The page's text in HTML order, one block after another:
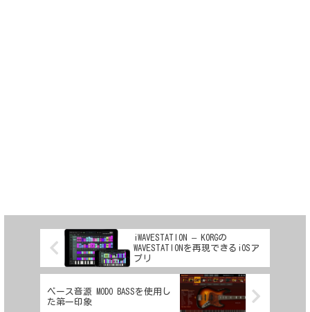
iWAVESTATION – KORGの
WAVESTATIONを再現できるiOSア
プリ
ベース音源 MODO BASSを使用し
た第一印象